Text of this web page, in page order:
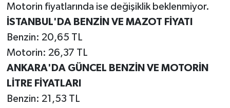
Motorin fiyatlarında ise değişiklik beklenmiyor.
İSTANBUL'DA BENZİN VE MAZOT FİYATI
Benzin: 20,65 TL
Motorin: 26,37 TL
ANKARA'DA GÜNCEL BENZİN VE MOTORİN
LİTRE FİYATLARI
Benzin: 21,53 TL